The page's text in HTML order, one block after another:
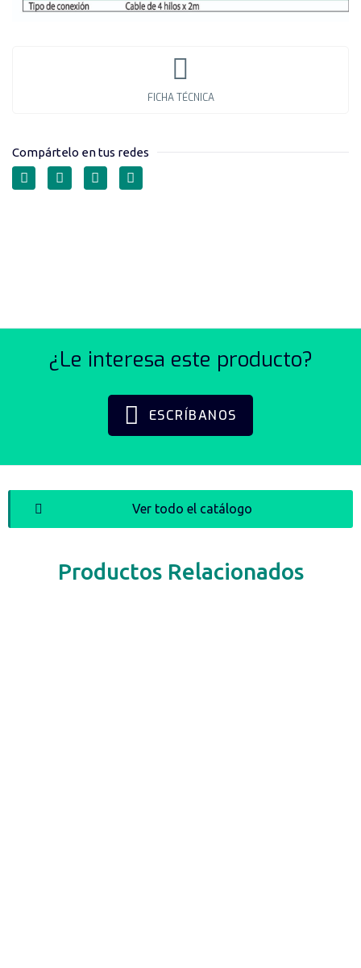
FICHA TÉCNICA
Compártelo en tus redes
¿Le interesa este producto?
ESCRÍBANOS
Productos Relacionados
Ver todo el catálogo